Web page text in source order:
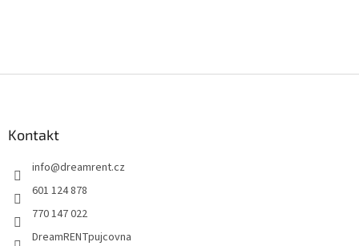
Kontakt
info@dreamrent.cz
601 124 878
770 147 022
DreamRENTpujcovna